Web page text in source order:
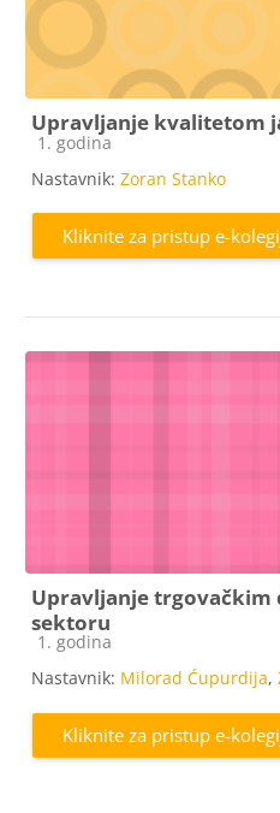
Upravljanje kvalitetom
Kategorija e-kolegija
1. godina
Nastavnik: Zoran Stanko
Kliknite za pristup e-
Upravljanje trgovačkim
sektoru
Kategorija e-kolegija
1. godina
Nastavnik: Milorad Ćupurdija,
Kliknite za pristup e-